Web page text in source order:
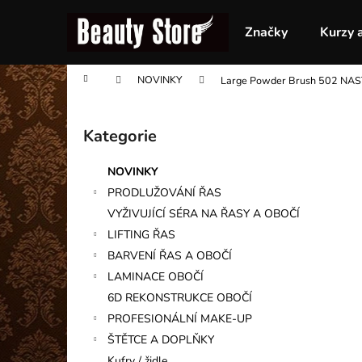
Značky Kurzy
Domů NOVINKY Large Powder Brush 502
o
s
t
r
n
n
í
n
Přeskočit
kategorie
Kategorie
NOVINKY
PRODLUŽOVÁNÍ ŘAS
VYŽIVUJÍCÍ SÉRA NA ŘASY A OBOČÍ
LIFTING ŘAS
BARVENÍ ŘAS A OBOČÍ
LAMINACE OBOČÍ
6D REKONSTRUKCE OBOČÍ
PROFESIONÁLNÍ MAKE-UP
ŠTĚTCE A DOPLŇKY
í
k
do
obchodu
do
obchodu